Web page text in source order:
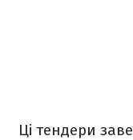
Ці тендери